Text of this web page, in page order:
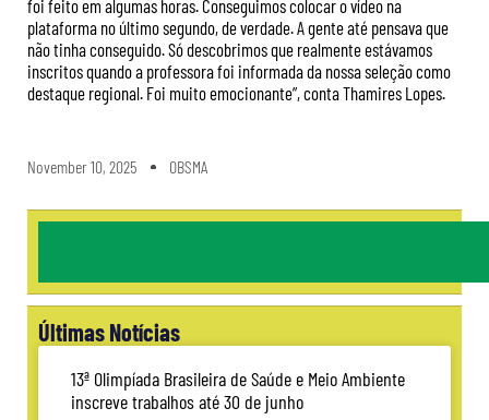
foi feito em algumas horas. Conseguimos colocar o vídeo na
plataforma no último segundo, de verdade. A gente até pensava que
não tinha conseguido. Só descobrimos que realmente estávamos
inscritos quando a professora foi informada da nossa seleção como
destaque regional. Foi muito emocionante”, conta Thamires Lopes.
November 10, 2025 OBSMA
Últimas Notícias
13ª Olimpíada Brasileira de Saúde e Meio Ambiente
inscreve trabalhos até 30 de junho